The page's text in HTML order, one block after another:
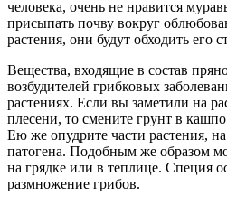
человека, очень не нравится
присыпать почву вокруг
растения, они будут обходить его
Вещества, входящие в состав
возбудителей грибковых
растениях. Если вы заметили на
плесени, то смените грунт в
Ею же опудрите части растения,
патогена. Подобным же образом
на грядке или в теплице. Специя
размножение грибов.